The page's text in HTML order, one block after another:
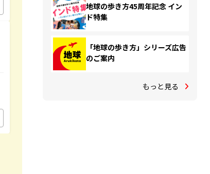
地球の歩き方45周年記念 イン
ド特集
「地球の歩き方」シリーズ広告
のご案内
もっと見る